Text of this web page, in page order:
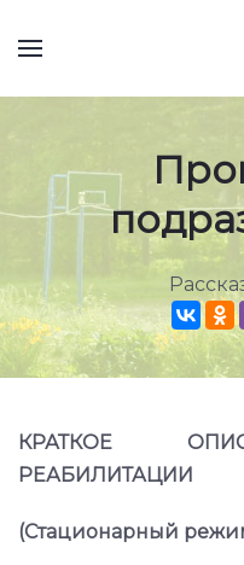
КРАТКОЕ
РЕАБИЛИТАЦИИ
(Стационарный